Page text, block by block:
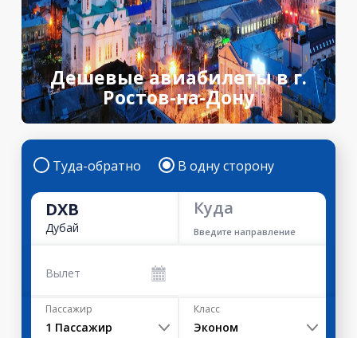
Дешевые авиабилеты в г.
Ростов-на-Дону
Туда-обратно В одну сторону
DXB
Дубай
Куда
Введите направление
Вылет
Пассажир
1 Пассажир
Класс
Эконом